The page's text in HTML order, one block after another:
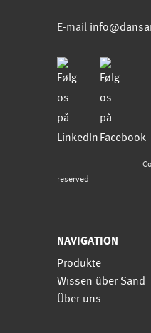
E-mail
reserved
NAVIGATION
Produkte
Wissen über Sand
Über uns